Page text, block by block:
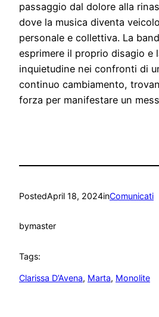
passaggio dal dolore alla
dove la musica diventa
personale e collettiva. La
esprimere il proprio disagio e
inquietudine nei confronti di
continuo cambiamento,
forza per manifestare un
PostedApril 18, 2024inComunicati
bymaster
Tags:
Clarissa D’Avena, Marta, Monolite